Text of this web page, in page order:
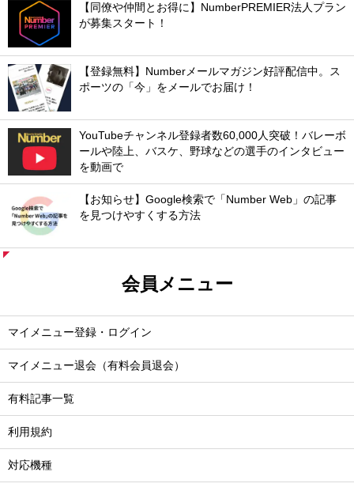
【同僚や仲間とお得に】NumberPREMIER法人プラン
が募集スタート！
【登録無料】Numberメールマガジン好評配信中。ス
ポーツの「今」をメールでお届け！
YouTubeチャンネル登録者数60,000人突破！バレーボ
ールや陸上、バスケ、野球などの選手のインタビュー
を動画で
【お知らせ】Google検索で「Number Web」の記事
を見つけやすくする方法
会員メニュー
マイメニュー登録・ログイン
マイメニュー退会（有料会員退会）
有料記事一覧
利用規約
対応機種